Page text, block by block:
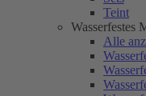
Teint
Wasserfestes
Alle